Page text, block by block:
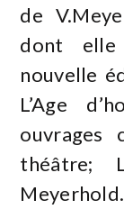
de
dont elle
nouvelle
L’Age
ouvrages
théâtre;